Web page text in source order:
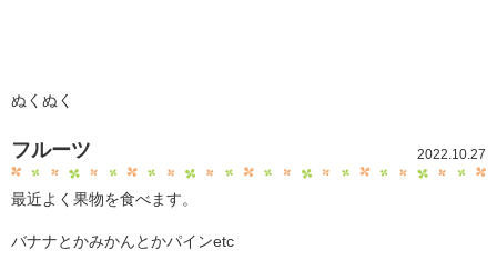
ぬくぬく
2022.10.27
フルーツ
最近よく果物を食べます。
バナナとかみかんとかパインetc